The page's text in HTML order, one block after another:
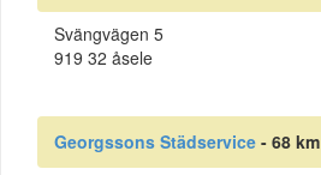
Svängvägen 5
919 32 åsele
Georgssons Städservice - 68 km